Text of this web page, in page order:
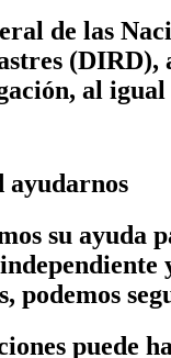
de las
al
ayudarnos
su
podemos
puede